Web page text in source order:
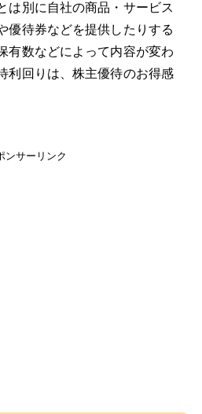
は別に自社の商品・サービス
優待券などを提供したりする
有数などによって内容が変わ
利回りは、株主優待のお得感
ンサーリンク